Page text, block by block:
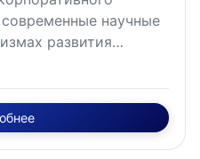
научные
развития
основы
(энергетическое
гликогена,
центрального